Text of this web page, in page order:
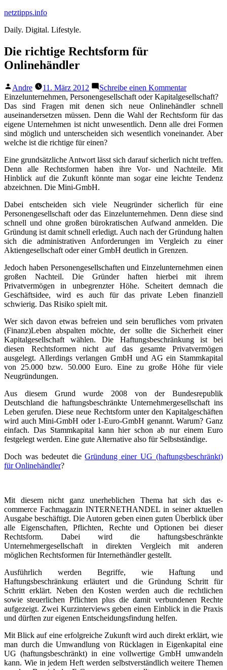
Zum
springen
netztipps.info
Daily. Digital. Lifestyle.
Die richtige Rechtsform für
Onlinehändler
Veröffentlicht
von
Andre 11. März 2012 Schreibe einen Kommentarzu
Die
richtige
Rechtsform
für
Einzelunternehmen, Personengesellschaft oder Kapitalgesellschaft?
Das sind Fragen mit denen sich neue Onlinehändler schnell
auseinandersetzen müssen. Denn die Wahl der Rechtsform für das
eigene Unternehmen ist nicht unwesentlich. Denn alle drei Formen
sind möglich und unterscheiden sich wesentlich voneinander. Aber
welche ist die richtige für einen?
Eine grundsätzliche Antwort lässt sich darauf sicherlich nicht treffen.
Denn alle Rechtsformen haben ihre Vor- und Nachteile. Mit
Hinblick auf die Zukunft könnte man sogar eine leichte Tendenz
abzeichnen. Die Mini-GmbH.
Dabei entscheiden sich viele Neugründer sicherlich für eine
Personengesellschaft oder das Einzelunternehmen. Denn diese sind
schnell und ohne großen bürokratischen Aufwand anmelden. Die
Gründung ist damit schnell erledigt. Auch nach der Gründung halten
sich die administrativen Anforderungen im Vergleich zu einer
Aktiengesellschaft oder einer GmbH deutlich in Grenzen.
Jedoch haben Personengesellschaften und Einzelunternehmen einen
großen Nachteil. Die Gründer haften hierbei mit ihrem
Privatvermögen in unbegrenzter Höhe. Scheitert demnach die
Geschäftsidee, wird es auch für das private Leben finanziell
schwierig. Das Risiko spielt mit.
Wer sich davon etwas befreien und sein berufliches vom privaten
(Finanz)Leben abspalten möchte, der sollte die Sicherheit einer
Kapitalgesellschaft wählen. Die Haftungsbeschränkung ist bei
diesen Rechtsformen nicht auf das gesamte Privatvermögen
ausgelegt. Allerdings verlangen GmbH und AG ein Stammkapital
von 25.000 bzw. 50.000 Euro. Eine zu große Höhe für viele
Neugründungen.
Aus diesem Grund wurde 2008 von der Bundesrepublik
Deutschland die haftungsbeschränkte Unternehmergesellschaft ins
Leben gerufen. Diese neue Rechtsform unter den Kapitalgeschäften
wird auch Mini-GmbH oder 1-Euro-GmbH genannt. Warum? Ganz
einfach. Das Stammkapital kann hier schon ab nur einem Euro
festgelegt werden. Eine gute Alternative also für Selbstständige.
Doch was bedeutet dieGründung einer UG (haftungsbeschränkt)
für Onlinehändler?
Mit diesem nicht ganz unerheblichen Thema hat sich das e-
commerce Fachmagazin INTERNETHANDEL in seiner aktuellen
Ausgabe beschäftigt. Die Autoren geben einen guten Überblick über
alle Eigenschaften, Pflichten, Rechte und Optionen bei dieser
Rechtsform. Dabei wird die haftungsbeschränkte
Unternehmergesellschaft in direkten Vergleich mit anderen
möglichen Rechtsformen für Internethändler gestellt.
Ausführlich werden Begriffe, wie Haftung und
Haftungsbeschränkung erläutert und die Gründung Schritt für
Schritt erklärt. Neben den Kosten werden auch die rechtlichen
sowie steuerlichen Pflichten plus die damit verbundenen Rechte
aufgezeigt. Zwei Kurzinterviews geben einen Einblick in die Praxis
und dürften zur eigenen Entscheidungsfindung helfen.
Mit Blick auf eine erfolgreiche Zukunft wird auch direkt erklärt, wie
man durch die Umwandlung von Rücklagen in Eigenkapital eine
UG (haftungsbeschränkt) in eine vollwertige GmbH umwandeln
kann. Wie in jedem Heft werden selbstverständlich weitere Themen